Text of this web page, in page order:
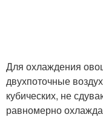
Для охлаждения
двухпоточные
кубических, не
равномерно